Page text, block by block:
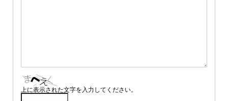
上に表示された文字を入力してください。